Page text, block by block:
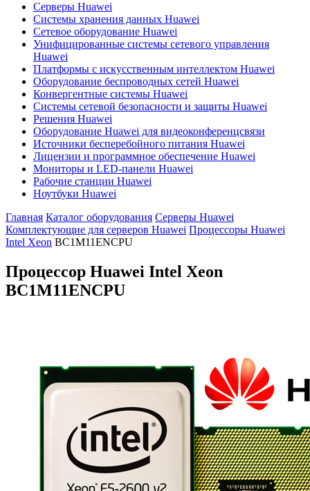
Серверы Huawei
Системы хранения данных Huawei
Сетевое оборудование Huawei
Унифицированные системы сетевого управления
Huawei
Платформы с искусственным интеллектом Huawei
Оборудование беспроводных сетей Huawei
Конвергентные системы Huawei
Системы сетевой безопасности и защиты Huawei
Решения Huawei
Оборудование Huawei для видеоконференцсвязи
Источники бесперебойного питания Huawei
Лицензии и программное обеспечение Huawei
Мониторы и LED-панели Huawei
Рабочие станции Huawei
Ноутбуки Huawei
Главная Каталог оборудования Серверы Huawei
Комплектующие для серверов Huawei Процессоры Huawei
Intel Xeon BC1M11ENCPU
Процессор Huawei Intel Xeon
BC1M11ENCPU